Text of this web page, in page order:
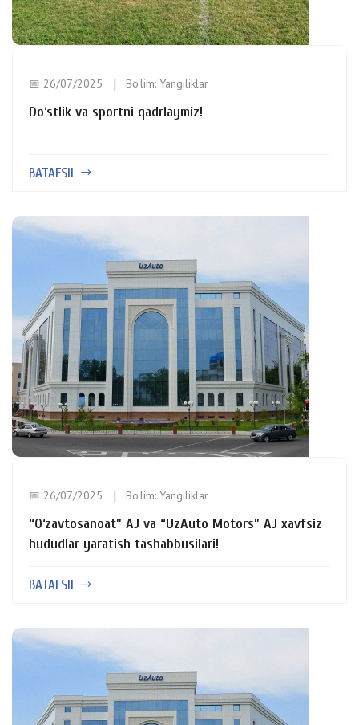
📅 26/07/2025 Bo'lim: Yangiliklar
Do‘stlik va sportni qadrlaymiz!
BATAFSIL
📅 26/07/2025 Bo'lim: Yangiliklar
“O‘zavtosanoat” AJ va “UzAuto Motors” AJ xavfsiz
hududlar yaratish tashabbusilari!
BATAFSIL